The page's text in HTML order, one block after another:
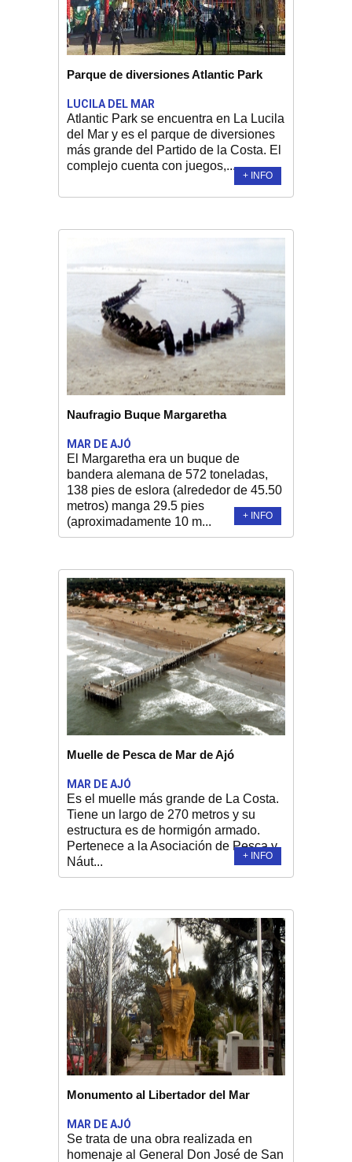
Parque de diversiones Atlantic Park
LUCILA DEL MAR
Atlantic Park se encuentra en La Lucila
del Mar y es el parque de diversiones
más grande del Partido de la Costa. El
complejo cuenta con juegos,...
+ INFO
Naufragio Buque Margaretha
MAR DE AJÓ
El Margaretha era un buque de
bandera alemana de 572 toneladas,
138 pies de eslora (alrededor de 45.50
metros) manga 29.5 pies
(aproximadamente 10 m...
+ INFO
Muelle de Pesca de Mar de Ajó
MAR DE AJÓ
Es el muelle más grande de La Costa.
Tiene un largo de 270 metros y su
estructura es de hormigón armado.
Pertenece a la Asociación de Pesca y
Náut...
+ INFO
Monumento al Libertador del Mar
MAR DE AJÓ
Se trata de una obra realizada en
homenaje al General Don José de San